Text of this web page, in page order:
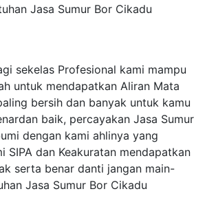
Jasa Sumur Bor Cikadu
sekelas Profesional kami mampu
untuk mendapatkan Aliran Mata
bersih dan banyak untuk kamu
baik, percayakan Jasa Sumur
dengan kami ahlinya yang
SIPA dan Keakuratan mendapatkan
serta benar danti jangan main-
Jasa Sumur Bor Cikadu